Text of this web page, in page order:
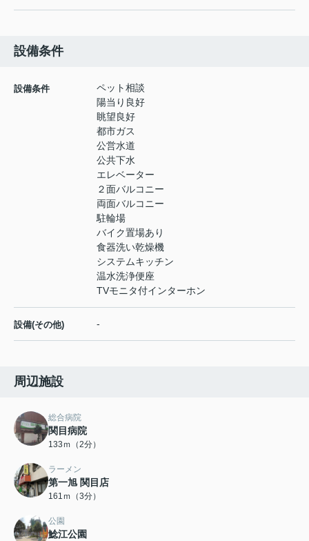
設備条件
設備条件
ペット相談
陽当り良好
眺望良好
都市ガス
公営水道
公共下水
エレベーター
２面バルコニー
両面バルコニー
駐輪場
バイク置場あり
食器洗い乾燥機
システムキッチン
温水洗浄便座
TVモニタ付インターホン
設備(その他) -
周辺施設
総合病院
関目病院
133ｍ（2分）
ラーメン
第一旭 関目店
161ｍ（3分）
公園
鯰江公園